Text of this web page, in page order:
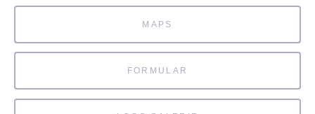
MAPS
FORMULAR